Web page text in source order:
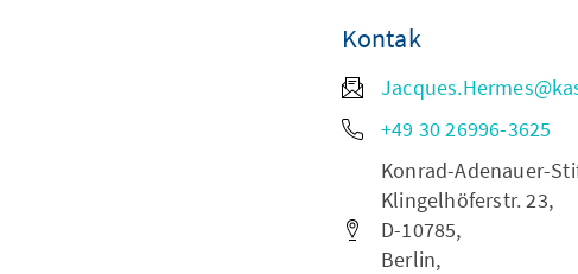
Kontak
+49 30 26996-3625
Konrad-Adenauer-
Klingelhöferstr. 23,
D-10785,
Berlin,